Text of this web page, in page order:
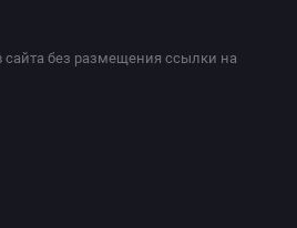
сайта без размещения ссылки на